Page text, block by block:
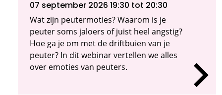
07 september 2026 19:30 tot 20:30
Wat zijn peutermoties? Waarom is je
peuter soms jaloers of juist heel angstig?
Hoe ga je om met de driftbuien van je
peuter? In dit webinar vertellen we alles
over emoties van peuters.